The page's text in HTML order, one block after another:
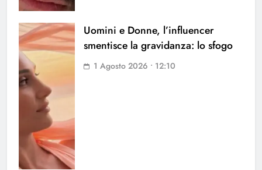
Uomini e Donne, l’influencer
smentisce la gravidanza: lo sfogo
1 Agosto 2026 • 12:10